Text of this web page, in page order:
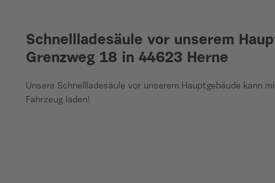
Schnellladesäule vor unserem
Grenzweg 18 in 44623 Herne
Unsere Schnellladesäule vor unserem Hauptgebäude kann
Fahrzeug laden!